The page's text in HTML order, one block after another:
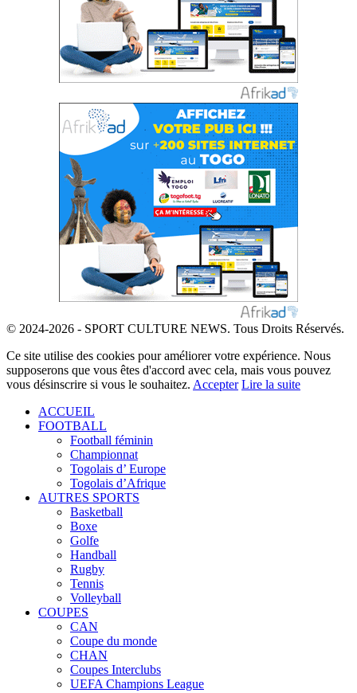
© 2024-2026 - SPORT CULTURE NEWS. Tous Droits Réservés.
Ce site utilise des cookies pour améliorer votre expérience. Nous
supposerons que vous êtes d'accord avec cela, mais vous pouvez
vous désinscrire si vous le souhaitez. Accepter Lire la suite
ACCUEIL
FOOTBALL
Football féminin
Championnat
Togolais d’ Europe
Togolais d’Afrique
AUTRES SPORTS
Basketball
Boxe
Golfe
Handball
Rugby
Tennis
Volleyball
COUPES
CAN
Coupe du monde
CHAN
Coupes Interclubs
UEFA Champions League